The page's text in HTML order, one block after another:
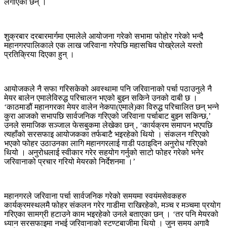
शुक्रबार दरबारमार्गमा एमालेले आयोजना गरेको सभामा फोहोर गरेको भन्दै
महानगरपालिकाले एक लाख जरिवाना गरेपछि महासचिव पोख्रेलले यस्तो
प्रतिक्रिया दिएका हुन् ।
आयोजकले नै सफा गरिसकेको अवस्थामा पनि जरिवानाको पर्चा पठाउनुले नै
मेयर बालेन एमालेविरुद्ध परिचालन भएको बुझ्न सकिने उनको दाबी छ ।
‘काठमाडौं महानगरका मेयर वालेन नेकपा(एमाले)का विरुद्ध परिचालित छन् भन्ने
कुरा आजको सभापछि सार्वजनिक गरिएको जरिवाना पर्चाबाट बुझ्न सकिन्छ,’
उनले समाजिक सञ्जाल फेसबुकमा लेखेका छन् , ‘कार्यक्रम समापन भएपछि
त्यहाँको सरसफाइ आयोजकका तर्फबाटै भइरहेको थियो । संकलन गरिएको
भएको फोहर उठाउनका लागि महानगरलाई गाडी पठाइदिन अनुरोध गरिएको
थियो । अनुरोधलाई स्वीकार गरेर सहयोग गर्नुको साटो फोहर गरेको भनेर
जरिवानाको प्रचार गरियो मेयरको निर्देशनमा ।’
महानगरले जरिवाना पर्चा सार्वजनिक गरेको समयमा स्वयंमसेवकहरु
कार्यक्रमस्थलमै फोहर संकलन गरेर गाडीमा राखिरहेको, मञ्च र मञ्चमा प्रयोग
गरिएका सामग्री हटाउने काम भइरहेको उनले बताएका छन् । ‘तर पनि मेयरको
ध्यान सरसफाइमा नभई जरिवानाको स्टण्टबाजीमा थियो । जुन समय अगावै